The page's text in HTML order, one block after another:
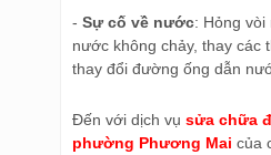
- Sự cố về nước: Hỏng vòi
nước không chảy, thay các
thay đổi đường ống dẫn
Đến với dịch vụ sửa chữa
phường Phương Mai của